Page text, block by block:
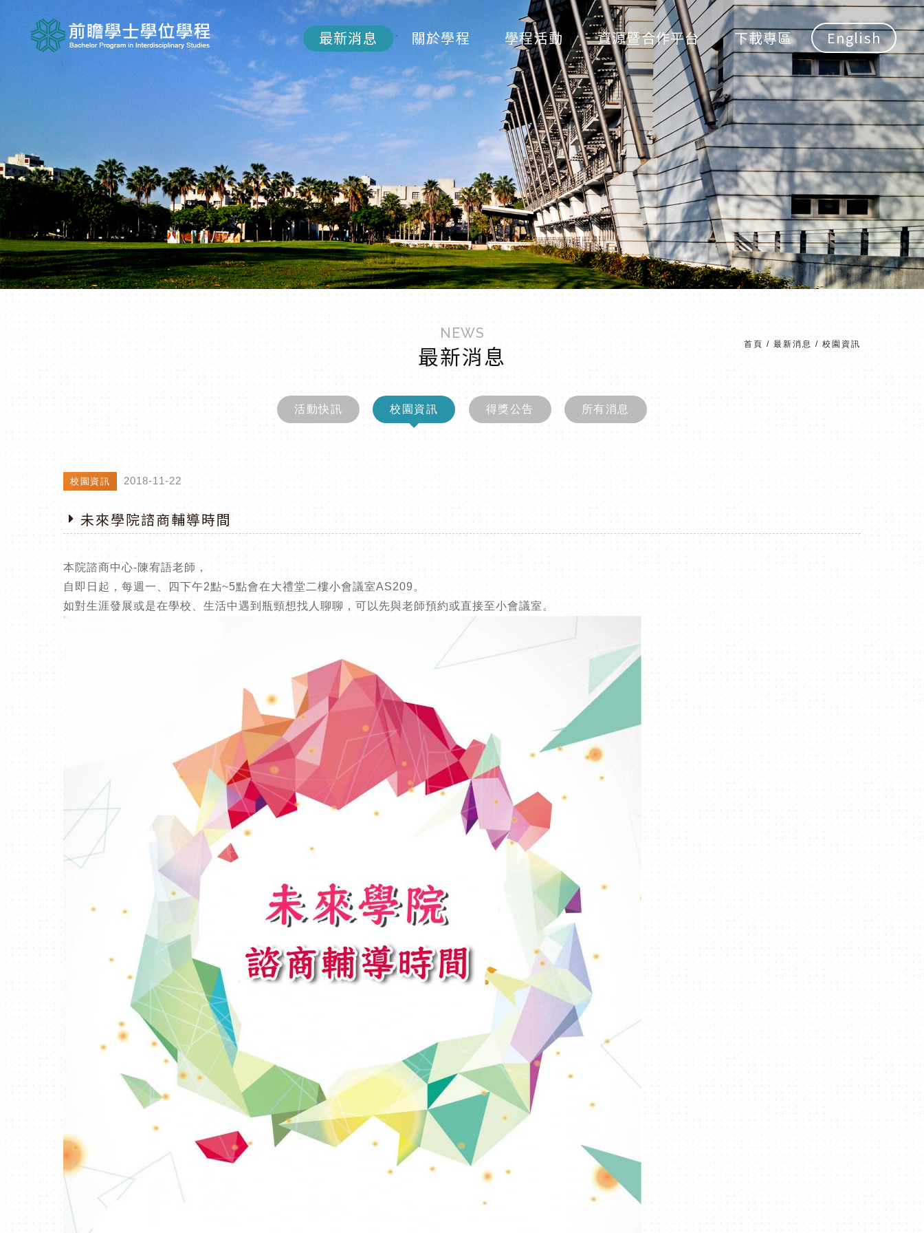
最新消息 關於學程 學程活動 資源暨合作平台 下載專區 English
NEWS
最新消息
活動快訊 校園資訊 得獎公告 所有消息
校園資訊 2018-11-22
未來學院諮商輔導時間
本院諮商中心-陳宥語老師，
自即日起，每週一、四下午2點~5點會在大禮堂二樓小會議室AS209。
如對生涯發展或是在學校、生活中遇到瓶頸想找人聊聊，可以先與老師預約或直接至小會議室。
首頁 / 最新消息 / 校園資訊